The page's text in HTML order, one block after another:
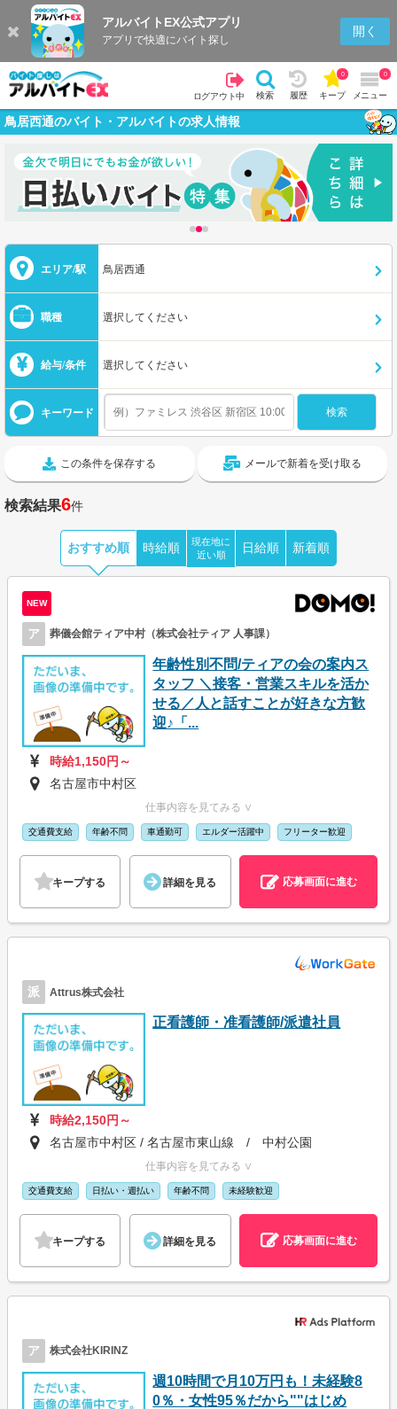
アルバイトEX公式アプリ
アプリで快適にバイト探し
開く
ログアウト中 検索 履歴 キープ
0
メニュー
0
鳥居西通のバイト・アルバイトの求人情報
エリア/駅 鳥居西通
職種 選択してください
給与/条件 選択してください
キーワード
この条件を保存する メールで新着を受け取る
検索結果6件
おすすめ順 時給順
現在地に
近い順
日給順 新着順
NEW
ア 葬儀会館ティア中村（株式会社ティア 人事課）
年齢性別不問/ティアの会の案内ス
タッフ ＼接客・営業スキルを活か
せる／人と話すことが好きな方歓
迎♪「...
時給1,150円～
名古屋市中村区
仕事内容を見てみる ∨
交通費支給 年齢不問 車通勤可 エルダー活躍中 フリーター歓迎
キープする 詳細を見る 応募画面に進む
派 Attrus株式会社
正看護師・准看護師/派遣社員
時給2,150円～
名古屋市中村区 / 名古屋市東山線 / 中村公園
仕事内容を見てみる ∨
交通費支給 日払い・週払い 年齢不問 未経験歓迎
キープする 詳細を見る 応募画面に進む
ア 株式会社KIRINZ
週10時間で月10万円も！未経験8
0％・女性95％だから""はじめ